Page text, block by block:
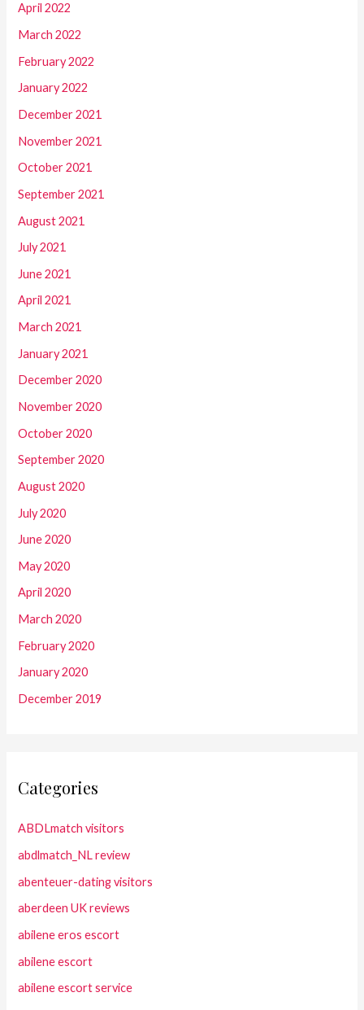
April 2022
March 2022
February 2022
January 2022
December 2021
November 2021
October 2021
September 2021
August 2021
July 2021
June 2021
April 2021
March 2021
January 2021
December 2020
November 2020
October 2020
September 2020
August 2020
July 2020
June 2020
May 2020
April 2020
March 2020
February 2020
January 2020
December 2019
Categories
ABDLmatch visitors
abdlmatch_NL review
abenteuer-dating visitors
aberdeen UK reviews
abilene eros escort
abilene escort
abilene escort service